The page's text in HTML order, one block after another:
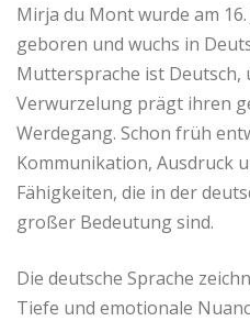
Mirja du Mont wurde am
geboren und wuchs in
Muttersprache ist Deutsch,
Verwurzelung prägt ihren
Werdegang. Schon früh
Kommunikation, Ausdruck
Fähigkeiten, die in der
großer Bedeutung sind.
Die deutsche Sprache
Tiefe und emotionale